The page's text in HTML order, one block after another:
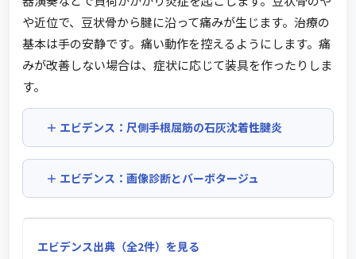
や近位で、豆状骨から腱に沿って痛みが生じます。治療の
基本は手の安静です。痛い動作を控えるようにします。痛
みが改善しない場合は、症状に応じて装具を作ったりしま
す。
エビデンス：尺側手根屈筋の石灰沈着性腱炎
エビデンス：画像診断とバーボタージュ
エビデンス出典（全2件）を見る